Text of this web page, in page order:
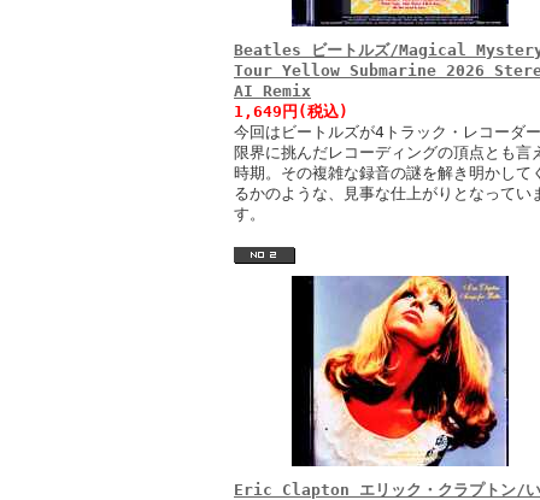
Beatles ビートルズ/Magical
Tour Yellow Submarine 2026
AI Remix
1,649円(税込)
今回はビートルズが4トラック・レコーダ
限界に挑んだレコーディングの頂点とも言
時期。その複雑な録音の謎を解き明かして
るかのような、見事な仕上がりとなってい
す。
Eric Clapton エリック・クラプトン/い